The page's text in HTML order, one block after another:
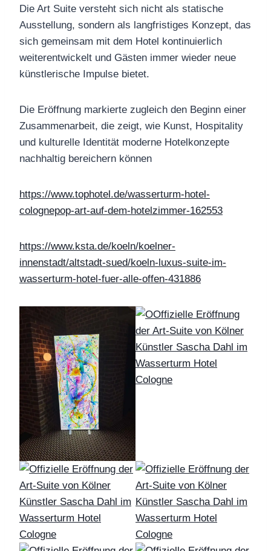
Die Art Suite versteht sich nicht als statische
Ausstellung, sondern als langfristiges Konzept, das
sich gemeinsam mit dem Hotel kontinuierlich
weiterentwickelt und Gästen immer wieder neue
künstlerische Impulse bietet.
Die Eröffnung markierte zugleich den Beginn einer
Zusammenarbeit, die zeigt, wie Kunst, Hospitality
und kulturelle Identität moderne Hotelkonzepte
nachhaltig bereichern können
https://www.tophotel.de/wasserturm-hotel-
colognepop-art-auf-dem-hotelzimmer-162553
https://www.ksta.de/koeln/koelner-
innenstadt/altstadt-sued/koeln-luxus-suite-im-
wasserturm-hotel-fuer-alle-offen-431886